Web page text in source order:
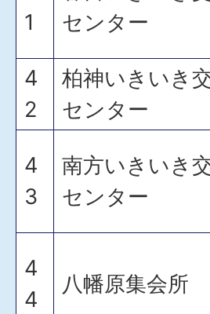
1
センター
4
2
柏神いきいき
センター
4
3
南方いきいき
センター
4
4
八幡原集会所